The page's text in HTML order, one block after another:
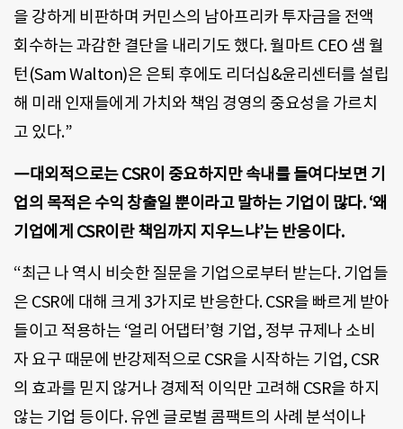
을 강하게 비판하며 커민스의 남아프리카 투자금을 전액
회수하는 과감한 결단을 내리기도 했다. 월마트 CEO 샘 월
턴(Sam Walton)은 은퇴 후에도 리더십&윤리센터를 설립
해 미래 인재들에게 가치와 책임 경영의 중요성을 가르치
고 있다.”
―대외적으로는 CSR이 중요하지만 속내를 들여다보면 기
업의 목적은 수익 창출일 뿐이라고 말하는 기업이 많다. ‘왜
기업에게 CSR이란 책임까지 지우느냐’는 반응이다.
“최근 나 역시 비슷한 질문을 기업으로부터 받는다. 기업들
은 CSR에 대해 크게 3가지로 반응한다. CSR을 빠르게 받아
들이고 적용하는 ‘얼리 어댑터’형 기업, 정부 규제나 소비
자 요구 때문에 반강제적으로 CSR을 시작하는 기업, CSR
의 효과를 믿지 않거나 경제적 이익만 고려해 CSR을 하지
않는 기업 등이다. 유엔 글로벌 콤팩트의 사례 분석이나